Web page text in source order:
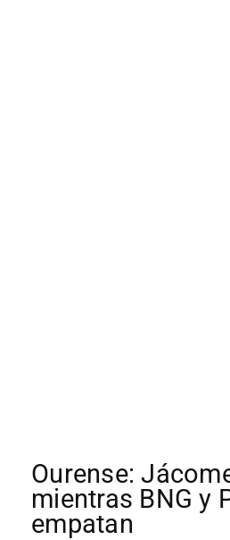
Ourense:
mientras BNG y
empatan